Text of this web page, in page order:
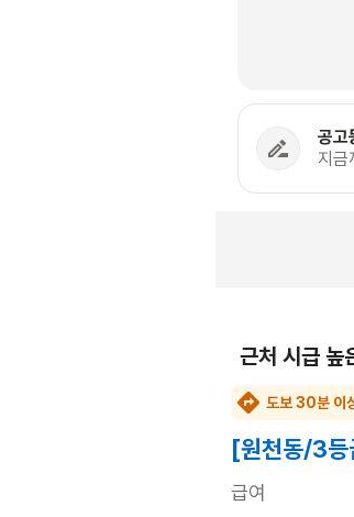
공고
지금
근처 시급 높
도보 30분 이
[원천동/3등
급여